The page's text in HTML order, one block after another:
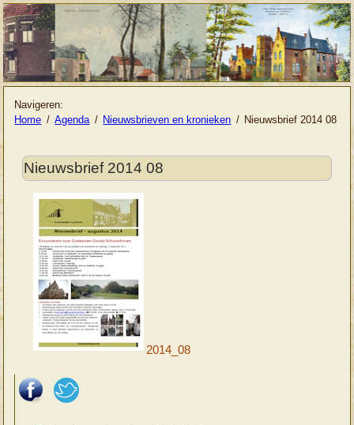
Navigeren:
Home
Agenda Nieuwsbrieven en kronieken Nieuwsbrief 2014 08
Nieuwsbrief 2014 08
2014_08